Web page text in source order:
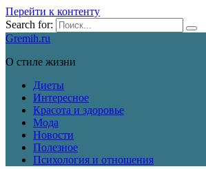
Перейти к контенту
Search for:
Gremih.ru
О стиле жизни
Диеты
Интересное
Красота и здоровье
Мода
Новости
Полезное
Психология и отношения